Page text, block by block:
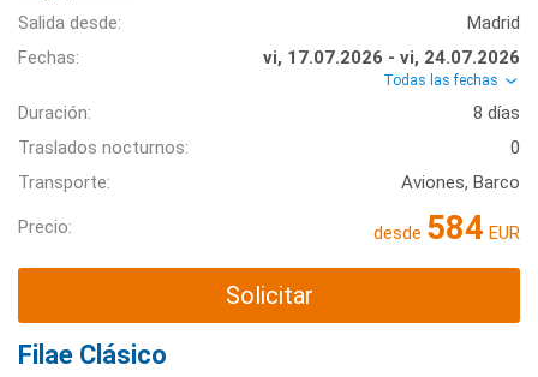
Salida desde:
Madrid
Fechas:
vi, 17.07.2026 - vi, 24.07.2026
Todas las fechas
Duración:
8 días
Traslados nocturnos:
0
Transporte:
Aviones, Barco
Precio: desde 584 EUR
Solicitar
Filae Clásico